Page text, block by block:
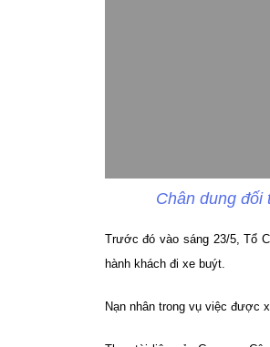
Chân dung đối
Trước đó vào sáng 23/5, Tổ
hành khách đi xe buýt.
Nạn nhân trong vụ việc được